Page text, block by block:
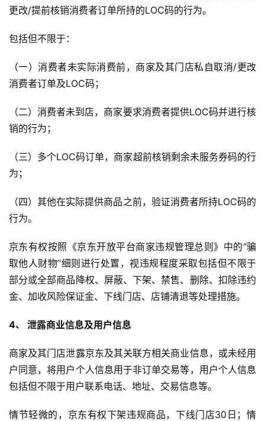
更改/提前核销消费者订单所持的LOC码的行为。
包括但不限于：
（一）消费者未实际消费前，商家及其门店私自取消/更改
消费者订单及LOC码；
（二）消费者未到店，商家要求消费者提供LOC码并进行核
销的行为；
（三）多个LOC码订单，商家超前核销剩余未服务券码的行
为；
（四）其他在实际提供商品之前，验证消费者所持LOC码的
行为。
京东有权按照《京东开放平台商家违规管理总则》中的“骗
取他人财物”细则进行处置，视违规程度采取包括但不限于
部分或全部商品降权、屏蔽、下架、禁售、删除、扣除违约
金、加收风险保证金、下线门店、店铺清退等处理措施。
4、 泄露商业信息及用户信息
商家及其门店泄露京东及其关联方相关商业信息，或未经用
户同意，将用户个人信息用于非订单交易等，用户个人信息
包括但不限于用户联系电话、地址、交易信息等。
情节轻微的，京东有权下架违规商品，下线门店30日；情